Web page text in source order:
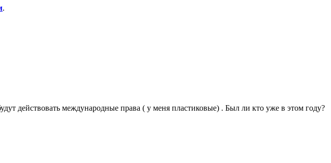
.
действовать международные права ( у меня пластиковые) . Был ли кто уже в этом году?